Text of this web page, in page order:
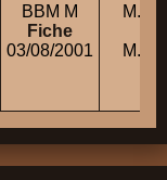
BBM M
Fiche
03/08/2001
M.
M.